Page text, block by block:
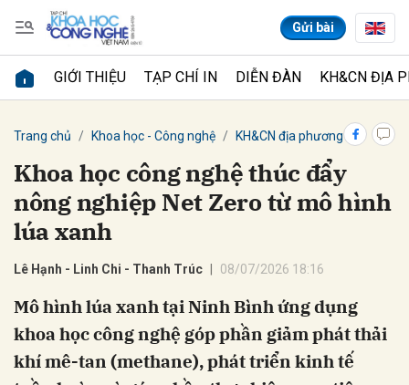
Gửi bài
GIỚI THIỆU TẠP CHÍ IN DIỄN ĐÀN KH&CN ĐỊA
Trang chủ Khoa học - Công nghệ KH&CN địa phương
Khoa học công nghệ thúc đẩy
nông nghiệp Net Zero từ mô hình
lúa xanh
Lê Hạnh - Linh Chi - Thanh Trúc 08/07/2026 18:16
Mô hình lúa xanh tại Ninh Bình ứng dụng
khoa học công nghệ góp phần giảm phát thải
khí mê-tan (methane), phát triển kinh tế
Gửi bình luận
Hủy Gửi